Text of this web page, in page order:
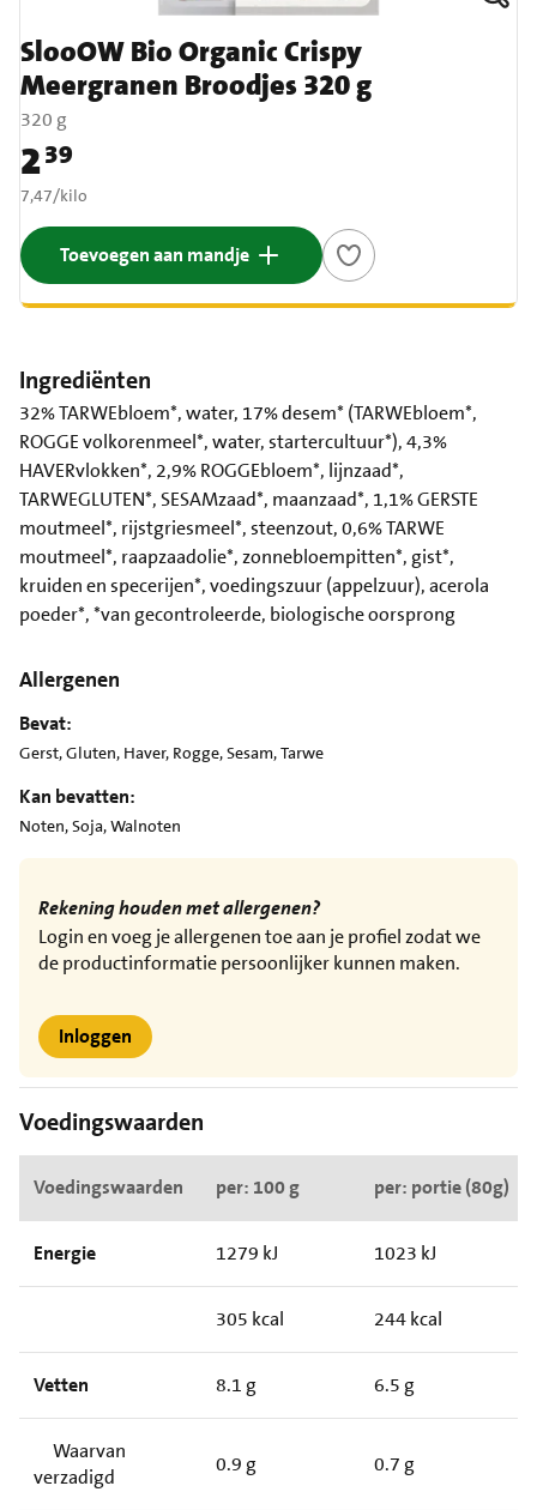
SlooOW Bio Organic Crispy
Meergranen Broodjes 320 g
320 g
Prijs: € 2,39
239
€ 7,47 per kilo
7,47/kilo
Toevoegen aan mandje
Ingrediënten
32% TARWEbloem*, water, 17% desem* (TARWEbloem*,
ROGGE volkorenmeel*, water, startercultuur*), 4,3%
HAVERvlokken*, 2,9% ROGGEbloem*, lijnzaad*,
TARWEGLUTEN*, SESAMzaad*, maanzaad*, 1,1% GERSTE
moutmeel*, rijstgriesmeel*, steenzout, 0,6% TARWE
moutmeel*, raapzaadolie*, zonnebloempitten*, gist*,
kruiden en specerijen*, voedingszuur (appelzuur), acerola
poeder*, *van gecontroleerde, biologische oorsprong
Allergenen
Bevat:
Gerst, Gluten, Haver, Rogge, Sesam, Tarwe
Kan bevatten:
Noten, Soja, Walnoten
Rekening houden met allergenen?
Login en voeg je allergenen toe aan je profiel zodat we
de productinformatie persoonlijker kunnen maken.
Inloggen
Voedingswaarden
Voedingswaarden per: 100 g per: portie (80g)
Energie 1279 kJ 1023 kJ
305 kcal 244 kcal
Vetten 8.1 g 6.5 g
Waarvan
verzadigd
0.9 g 0.7 g